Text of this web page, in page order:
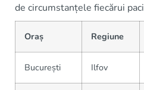
de circumstanțele fiecărui
Oraș Regiune
București Ilfov